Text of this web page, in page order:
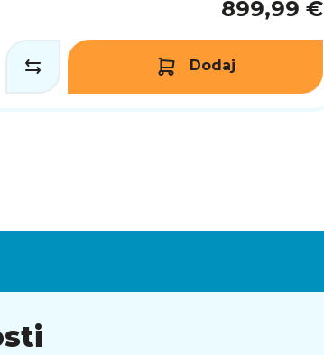
899,99 €
Dodaj